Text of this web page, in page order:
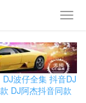
DJ波仔全集 抖音DJ
DJ阿杰抖音同款